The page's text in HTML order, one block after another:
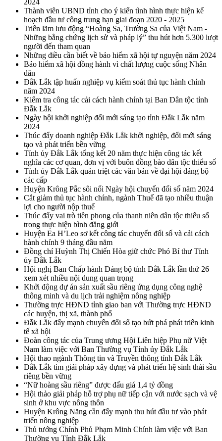
2024
Thành viên UBND tỉnh cho ý kiến tình hình thực hiện kế
hoạch đầu tư công trung hạn giai đoạn 2020 - 2025
Triển lãm lưu động “Hoàng Sa, Trường Sa của Việt Nam -
Những bằng chứng lịch sử và pháp lý” thu hút hơn 5.300 lượt
người đến tham quan
Những điều cần biết về bảo hiểm xã hội tự nguyện năm 2024
Bảo hiểm xã hội đồng hành vì chất lượng cuộc sống Nhân
dân
Đắk Lắk tập huấn nghiệp vụ kiểm soát thủ tục hành chính
năm 2024
Kiểm tra công tác cải cách hành chính tại Ban Dân tộc tỉnh
Đắk Lắk
Ngày hội khởi nghiệp đổi mới sáng tạo tỉnh Đắk Lắk năm
2024
Thúc đẩy doanh nghiệp Đắk Lắk khởi nghiệp, đổi mới sáng
tạo và phát triển bền vững
Tỉnh ủy Đắk Lắk tổng kết 20 năm thực hiện công tác kết
nghĩa các cơ quan, đơn vị với buôn đồng bào dân tộc thiểu số
Tỉnh ủy Đắk Lắk quán triệt các văn bản về đại hội đảng bộ
các cấp
Huyện Krông Pắc sôi nổi Ngày hội chuyển đổi số năm 2024
Cắt giảm thủ tục hành chính, ngành Thuế đã tạo nhiều thuận
lợi cho người nộp thuế
Thúc đẩy vai trò tiên phong của thanh niên dân tộc thiểu số
trong thực hiện bình đẳng giới
Huyện Ea H’Leo sơ kết công tác chuyển đổi số và cải cách
hành chính 9 tháng đầu năm
Đồng chí Huỳnh Thị Chiến Hòa giữ chức Phó Bí thư Tỉnh
ủy Đắk Lắk
Hội nghị Ban Chấp hành Đảng bộ tỉnh Đắk Lắk lần thứ 26
xem xét nhiều nội dung quan trọng
Khởi động dự án sản xuất sầu riêng ứng dụng công nghệ
thông minh và du lịch trải nghiệm nông nghiệp
Thường trực HĐND tỉnh giao ban với Thường trực HĐND
các huyện, thị xã, thành phố
Đắk Lắk đẩy mạnh chuyển đổi số tạo bứt phá phát triển kinh
tế xã hội
Đoàn công tác của Trung ương Hội Liên hiệp Phụ nữ Việt
Nam làm việc với Ban Thường vụ Tỉnh ủy Đắk Lắk
Hội thao ngành Thông tin và Truyền thông tỉnh Đắk Lắk
Đắk Lắk tìm giải pháp xây dựng và phát triển hệ sinh thái sầu
riêng bền vững
“Nữ hoàng sầu riêng” được đấu giá 1,4 tỷ đồng
Hội thảo giải pháp hỗ trợ phụ nữ tiếp cận với nước sạch và vệ
sinh ở khu vực nông thôn
Huyện Krông Năng cần đẩy mạnh thu hút đầu tư vào phát
triển nông nghiệp
Thủ tướng Chính Phủ Phạm Minh Chính làm việc với Ban
Thường vụ Tỉnh Đắk Lắk